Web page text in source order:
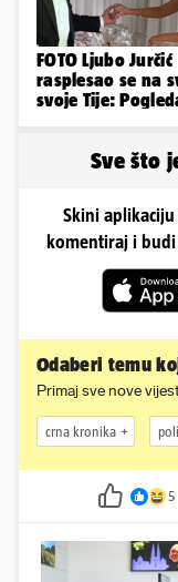
FOTO Ljubo Jurčić
rasplesao se na
svoje Tije:
Sve što
Skini
komentiraj i
Odaberi temu
Primaj sve nove
crna kronika
5